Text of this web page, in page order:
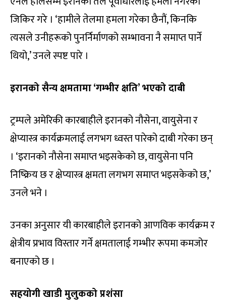
जिकिर गरे । ‘हामीले तेलमा हमला गरेका छैनौं, किनकि
त्यसले उनीहरूको पुनर्निर्माणको सम्भावना नै समाप्त पार्ने
थियो,’ उनले स्पष्ट पारे ।
इरानको सैन्य क्षमतामा ‘गम्भीर क्षति’ भएको दाबी
ट्रम्पले अमेरिकी कारबाहीले इरानको नौसेना, वायुसेना र
क्षेप्यास्त्र कार्यक्रमलाई लगभग ध्वस्त पारेको दाबी गरेका छन्
। ‘इरानको नौसेना समाप्त भइसकेको छ, वायुसेना पनि
निष्क्रिय छ र क्षेप्यास्त्र क्षमता लगभग समाप्त भइसकेको छ,’
उनले भने ।
उनका अनुसार यी कारबाहीले इरानको आणविक कार्यक्रम र
क्षेत्रीय प्रभाव विस्तार गर्ने क्षमतालाई गम्भीर रूपमा कमजोर
बनाएको छ ।
सहयोगी खाडी मुलुकको प्रशंसा